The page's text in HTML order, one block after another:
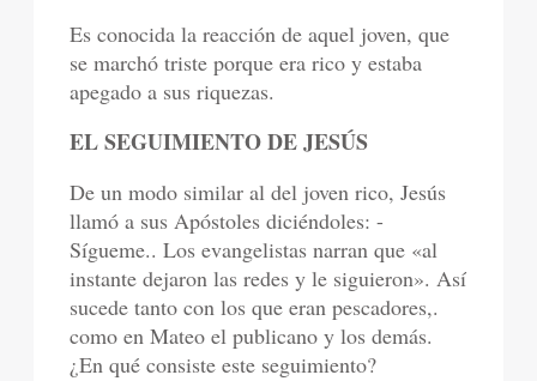
Es conocida la reacción de aquel joven, que
se marchó triste porque era rico y estaba
apegado a sus riquezas.
EL SEGUIMIENTO DE JESÚS
De un modo similar al del joven rico, Jesús
llamó a sus Apóstoles diciéndoles: -
Sígueme.. Los evangelistas narran que «al
instante dejaron las redes y le siguieron». Así
sucede tanto con los que eran pescadores,.
como en Mateo el publicano y los demás.
¿En qué consiste este seguimiento?